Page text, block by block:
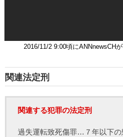
2016/11/2 9:00頃にANNnewsCH
関連法定刑
関連する犯罪の法定刑
過失運転致死傷罪…７年以下